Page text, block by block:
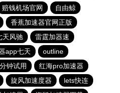
赔钱机场官网
自由鲸
香蕉加速器官网正版
天风驰
雷霆加器速
app七天
outline
钟试用
红海pro加速器
旋风加速度器
lets快连